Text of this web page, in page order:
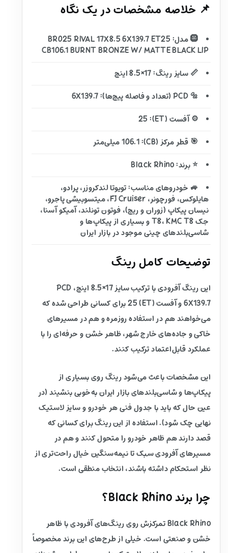
📌 خلاصه مشخصات در یک نگاه
🛞 مدل: BR025 RIVAL 17X8.5 6X139.7 ET25
CB106.1 BURNT BRONZE W/ MATTE BLACK LIP
📏 سایز رینگ: 17×8.5 اینچ
🔩 PCD (تعداد و فاصله پیچ‌ها): 6X139.7
⚙️ آفست (ET): 25
🎯 قطر مرکز (CB): 106.1 میلی‌متر
⭐ برند: Black Rhino
🚙 خودروهای مناسب: تویوتا لندکروزر، پرادو،
هایلوکس، فورچونر، FJ Cruiser، میتسوبیشی پاجرو،
نیسان پیکاپ (زوران و ریچ)، فوتون تونلند، آمیکو آسنا،
جک T8، KMC T8 و بسیاری از پیکاپ‌ها و
شاسی‌بلندهای چینی موجود در بازار ایران
توضیحات کامل رینگ
این رینگ آفرودی با ترکیب سایز 17×8.5 اینچ، PCD
6X139.7 و آفست (ET) 25 برای کسانی طراحی شده که
می‌خواهند هم در استفاده روزمره و هم در مسیرهای
خاکی و جاده‌های خارج شهر، ظاهر خشن و حرفه‌ای را با
عملکرد قابل‌اعتماد ترکیب کنند.
این مشخصات باعث می‌شود رینگ روی بسیاری از
پیکاپ‌ها و شاسی‌بلندهای بازار ایران به‌خوبی بنشیند (در
عین حال که باید با جدول فنی هر خودرو و سایز لاستیک
نهایی چک شود). استفاده از این رینگ برای کسانی که
قصد دارند هم ظاهر خودرو را متحول کنند و هم در
مسیرهای آفرودی سبک تا نیمه‌سنگین خیال راحت‌تری از
نظر استحکام داشته باشند، انتخاب منطقی است.
چرا برند Black Rhino؟
Black Rhino تمرکزش روی رینگ‌های آفرودی با ظاهر
خشن و صنعتی است. خیلی از طرح‌های این برند مخصوصاً